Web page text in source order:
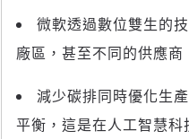
微軟透過數位雙生的
廠區，甚至不同的供應
減少碳排同時優化生
平衡，這是在人工智慧
文